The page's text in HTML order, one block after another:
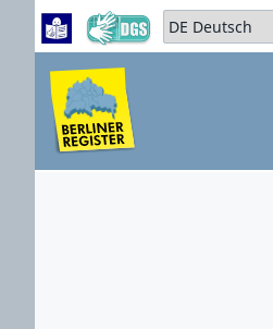
Zum Hauptbereich springen
Zum Hauptmenü springen
Sprache auswählen:
ZUM HAUPTBEREICH